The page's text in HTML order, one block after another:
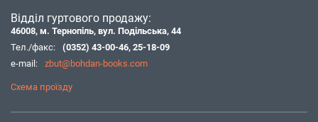
Відділ гуртового продажу:
46008, м. Тернопіль, вул. Подільська, 44
Тел./факс:
(0352) 43-00-46, 25-18-09
e-mail:
zbut@bohdan-books.com
Схема проїзду